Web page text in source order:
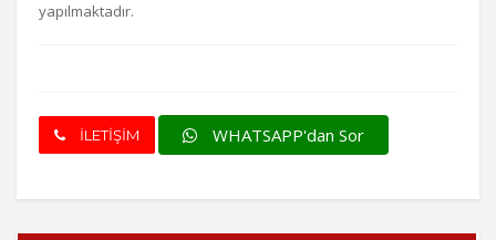
yapılmaktadır.
İLETİŞİM WHATSAPP'dan Sor